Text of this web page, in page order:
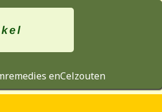
enCelzouten